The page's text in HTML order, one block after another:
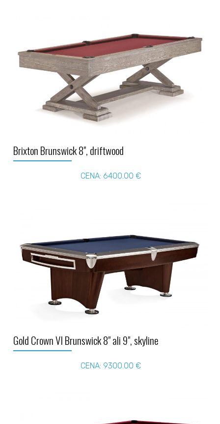
Brixton Brunswick 8", driftwood
CENA: 6400.00 €
Gold Crown VI Brunswick 8" ali 9", skyline
CENA: 9300.00 €